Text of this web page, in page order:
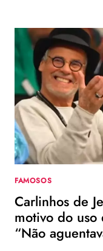
FISCHER
REVELA
O
REAL
MOTIVO
POR
NÃO
FAZER
MAIS
NOVELAS
FAMOSOS
Carlinhos de
motivo do uso
“Não